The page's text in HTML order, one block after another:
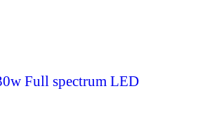
Full spectrum LED